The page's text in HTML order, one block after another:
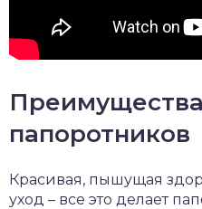
папоротников
Красивая, пышущая
уход – все это делает